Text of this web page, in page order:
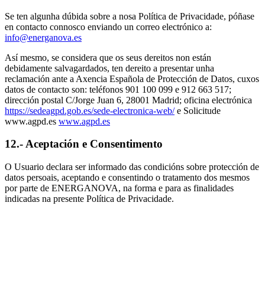
Se ten algunha dúbida sobre a nosa Política de Privacidade, póñase
en contacto connosco enviando un correo electrónico a:
info@energanova.es
Así mesmo, se considera que os seus dereitos non están
debidamente salvagardados, ten dereito a presentar unha
reclamación ante a Axencia Española de Protección de Datos, cuxos
datos de contacto son: teléfonos 901 100 099 e 912 663 517;
dirección postal C/Jorge Juan 6, 28001 Madrid; oficina electrónica
https://sedeagpd.gob.es/sede-electronica-web/e Solicitude
www.agpd.es www.agpd.es
12.- Aceptación e Consentimento
O Usuario declara ser informado das condicións sobre protección de
datos persoais, aceptando e consentindo o tratamento dos mesmos
por parte de ENERGANOVA, na forma e para as finalidades
indicadas na presente Política de Privacidade.